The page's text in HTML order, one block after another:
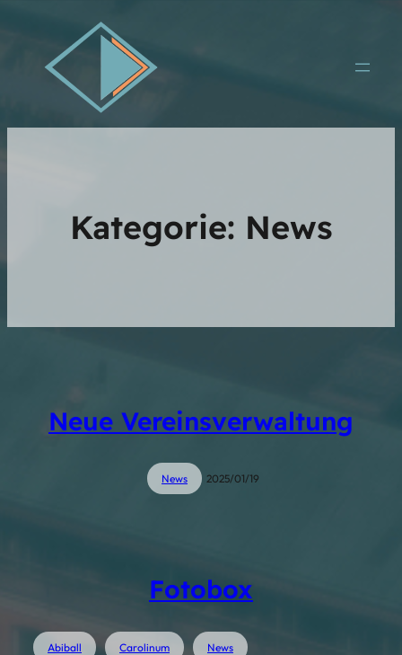
Kategorie: News
Neue Vereinsverwaltung
News 2025/01/19
Fotobox
Abiball Carolinum News